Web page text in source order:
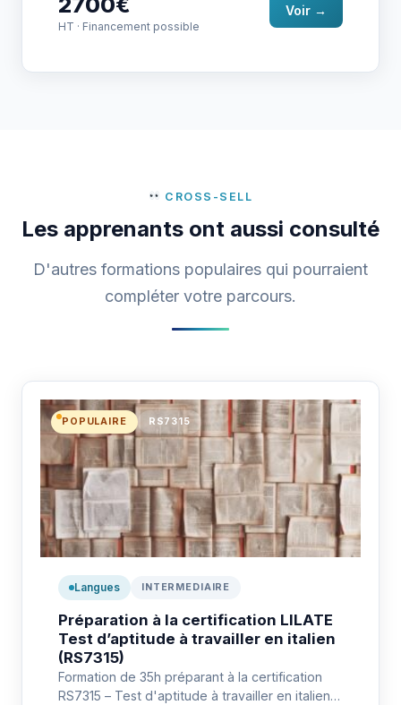
HT · Financement possible
Voir →
CROSS-SELL
Les apprenants ont aussi consulté
D'autres formations populaires qui pourraient
compléter votre parcours.
POPULAIRE RS7315
Langues INTERMEDIAIRE
Préparation à la certification LILATE
Test d’aptitude à travailler en italien
(RS7315)
Formation de 35h préparant à la certification
RS7315 – Test d'aptitude à travailler en italien